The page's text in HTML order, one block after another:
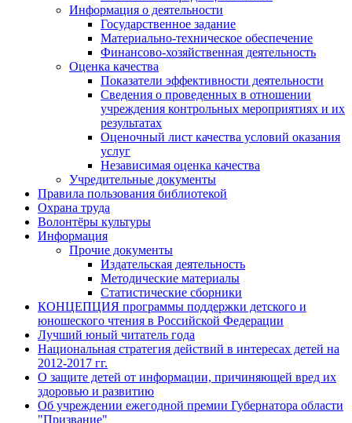
Информация о деятельности
Государственное задание
Материально-техническое обеспечение
Финансово-хозяйственная деятельность
Оценка качества
Показатели эффективности деятельности
Сведения о проведенных в отношении
учреждения контрольных мероприятиях и их
результатах
Оценочный лист качества условий оказания
услуг
Независимая оценка качества
Учредительные документы
Правила пользования библиотекой
Охрана труда
Волонтёры культуры
Информация
Прочие документы
Издательская деятельность
Методические материалы
Статистические сборники
КОНЦЕПЦИЯ программы поддержки детского и
юношеского чтения в Российской Федерации
Лучший юный читатель года
Национальная стратегия действий в интересах детей на
2012-2017 гг.
О защите детей от информации, причиняющей вред их
здоровью и развитию
Об учреждении ежегодной премии Губернатора области
"Призвание"